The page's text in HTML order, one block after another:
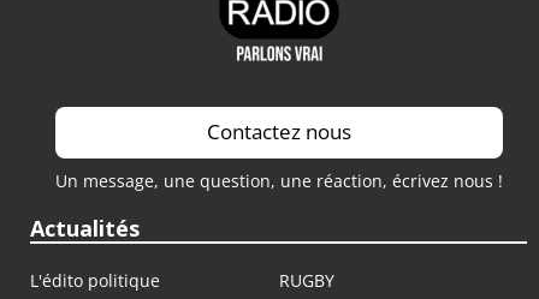
Contactez nous
Un message, une question, une réaction, écrivez nous !
Actualités
L'édito politique
RUGBY